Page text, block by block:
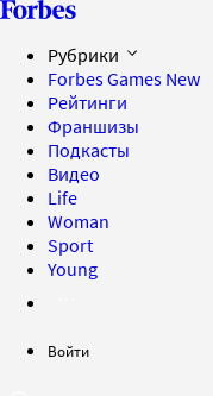
Рубрики
Forbes Games New
Рейтинги
Франшизы
Подкасты
Видео
Life
Woman
Sport
Young
Войти